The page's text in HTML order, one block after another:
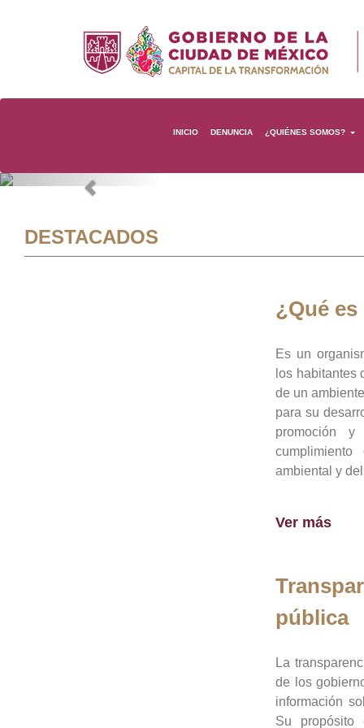
INICIO DENUNCIA ¿QUIÉNES SOMOS?
Previous
DESTACADOS
¿Qué es
Es un
los habitantes
de un
para su
promoción
ambiental y
Ver más
pública
La
de los
información
Su propósito